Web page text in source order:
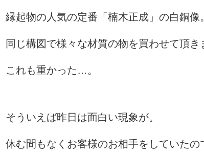
縁起物の人気の定番「楠木正成」の白銅像。
同じ構図で様々な材質の物を買わせて頂き
これも重かった…。
そういえば昨日は面白い現象が。
休む間もなくお客様のお相手をしていた